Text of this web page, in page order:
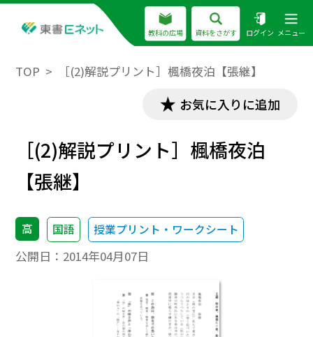
教科の広場 資料をさがす ログイン メニュー
TOP ［(2)解説プリント］楓橋夜泊【張継】
お気に入りに追加
［(2)解説プリント］楓橋夜泊
【張継】
高 国語 授業プリント・ワークシート
公開日： 2014年04月07日